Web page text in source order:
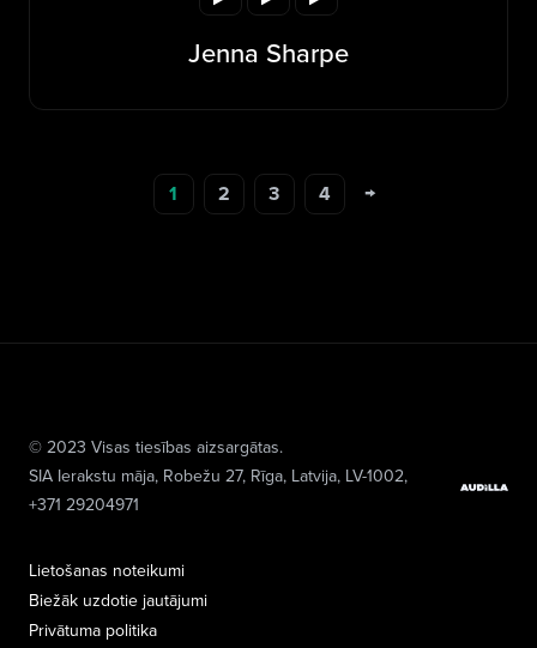
Jenna Sharpe
1 2 3 4 →
Lietošanas noteikumi
Biežāk uzdotie jautājumi
Privātuma politika
© 2023 Visas tiesības aizsargātas.
SIA Ierakstu māja, Robežu 27, Rīga, Latvija, LV-1002,
+371 29204971